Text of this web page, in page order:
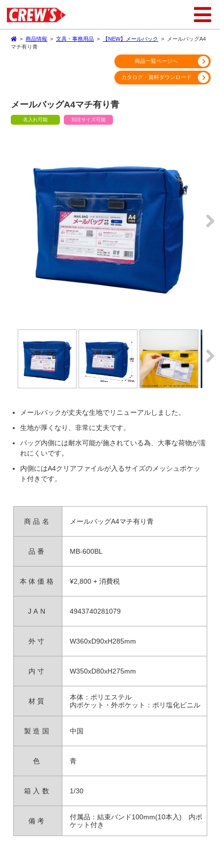
>商品情報 >文具・事務用品 > 【NEW】メールバック >
メールバッグA4
マチ有り青
メールバッグA4マチ有り青
名入れ可能 別注サイズ可能
商品一覧ページへ
カタログ・資料ダウンロード
Next
メールバックが丈夫な生地でリニューアルしました。
生地が厚くなり、非常に丈夫です。
バッグ内側には耐水可能が施されている為、大事な荷物が濡
れにくいです。
内側にはA4クリアファイルが入るサイズのメッシュポケッ
ト付きです。
商品名 メールバッグA4マチ有り青
品番 MB-600BL
本体価格 ¥2,800 + 消費税
JAN 4943740281079
外寸 W360xD90xH285mm
内寸 W350xD80xH275mm
材質
本体：ポリエステル
内ポケット・外ポケット：ポリ塩化ビニル
製造国 中国
色 青
箱入数 1/30
備考
付属品：結束バンド100mm(10本入) 内ポ
ケット付き